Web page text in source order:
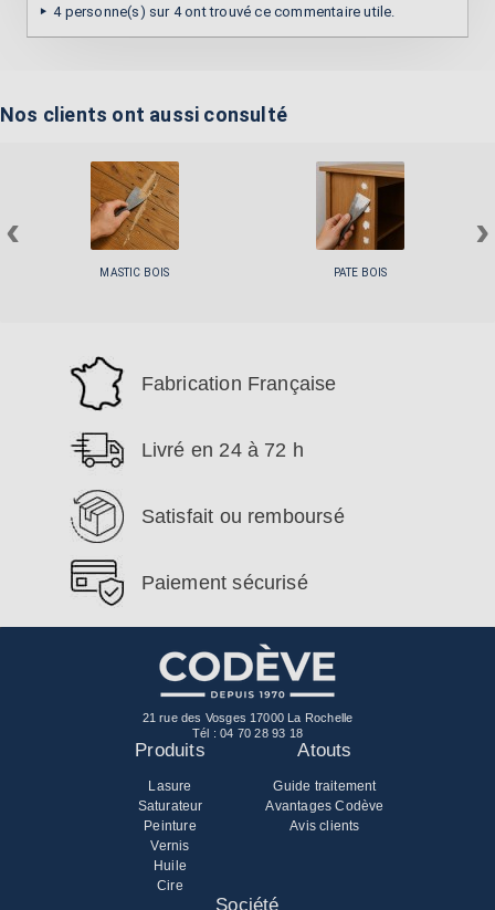
4 personne(s) sur 4 ont trouvé ce commentaire utile.
Nos clients ont aussi consulté
MASTIC BOIS PATE BOIS
‹ ›
Fabrication Française
Livré en 24 à 72 h
Satisfait ou remboursé
Paiement sécurisé
21 rue des Vosges 17000 La Rochelle
Tél :04 70 28 93 18
Produits
Lasure
Saturateur
Peinture
Vernis
Huile
Cire
Atouts
Guide traitement
Avantages Codève
Avis clients
Société